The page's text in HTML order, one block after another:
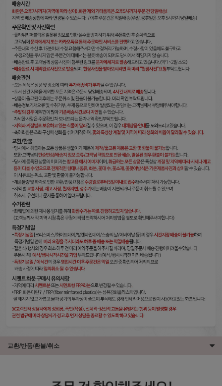
교환/반품/환불/취소